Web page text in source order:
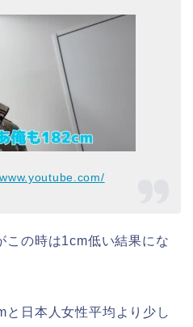
この時は1cm低い結果にな
日本人女性平均より少し